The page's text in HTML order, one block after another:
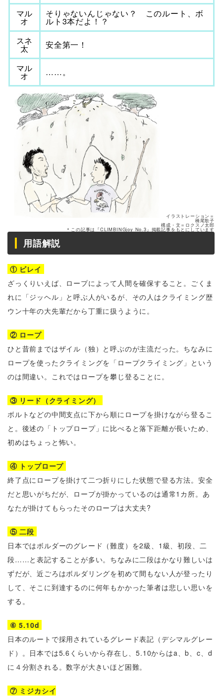
マル
オ
そりゃないんじゃない？ このルート、ボ
ルト3本だよ！？
スネ
太 安全第一！
マル
オ ……。
イラストレーション＝
橋尾歌子
構成・文＝ロクスノ太郎
＊この記事は『CLIMBINGjoy No.3』掲載記事をもとにしています
用語解説
① ビレイ
ざっくりいえば、ロープによって人間を確保すること。ごくま
れに「ジッヘル」と呼ぶ人がいるが、その人はクライミング歴
ウン十年の大先輩だから丁重に扱うように。
② ロープ
ひと昔前まではザイル（独）と呼ぶのが主流だった。ちなみに
ロープを使ったクライミングを「ロープクライミング」という
のは間違い。これではロープを攀じ登ることに。
③ リード（クライミング）
ボルトなどの中間支点に下から順にロープを掛けながら登るこ
と。後述の「トップロープ」に比べると落下距離が長いため、
初めはちょっと怖い。
④ トップロープ
終了点にロープを掛けて二つ折りにした状態で登る方法。安全
だと思いがちだが、ロープが掛かっているのは通常1カ所。あ
なたが掛けてもらったそのロープは大丈夫?
⑤ 二段
日本ではボルダーのグレード（難度）を2級、1級、初段、二
段……と表記することが多い。ちなみに二段はかなり難しいは
ずだが、近ごろはボルダリングを初めて間もない人が登ったり
して、そこに到達するのに何年もかかった筆者は悲しい思いを
する。
⑥ 5.10d
日本のルートで採用されているグレード表記（デシマルグレー
ド）。日本では5.6くらいから存在し、5.10からはa、b、c、d
に４分割される。数字が大きいほど困難。
⑦ ミジカシイ